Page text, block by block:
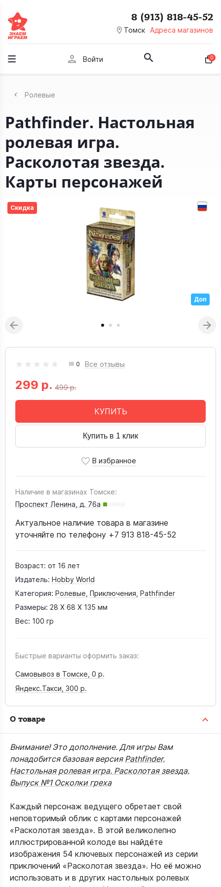
room Томск Адреса магазинов
8 (913) 818-45-52
person Войти 0
Ролевые
Pathfinder. Настольная
ролевая игра.
Расколотая звезда.
Карты персонажей
Скидка
Доп
0 Все отзывы
499 р.
299 р.
КУПИТЬ
Купить в 1 клик
Наличие в магазинах Томске:
Проспект Ленина, д. 76а
Актуальное наличие товара в магазине
уточняйте по телефону +7 913 818-45-52
Возраст: от 16 лет
Издатель: Hobby World
Категория: Ролевые Приключения Pathfinder
Размеры: 28 X 68 X 135 мм
Вес: 100 гр
Быстрые варианты оформить заказ:
Самовывоз в Томске, 0 р.
Яндекс.Такси, 300 р.
О товаре
Внимание! Это дополнение. Для игры Вам
понадобится базовая версия Pathfinder.
Настольная ролевая игра. Расколотая звезда.
Выпуск №1 Осколки греха
Каждый персонаж ведущего обретает свой
неповторимый облик с картами персонажей
«Расколотая звезда». В этой великолепно
иллюстрированной колоде вы найдёте
изображения 54 ключевых персонажей из серии
приключений «Расколотая звезда». Но её можно
использовать и в других настольных ролевых